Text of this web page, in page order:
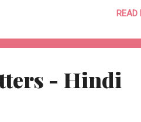
नहीं खून से सींचते, तनों पर कांटे और जडें
READ
- Hindi